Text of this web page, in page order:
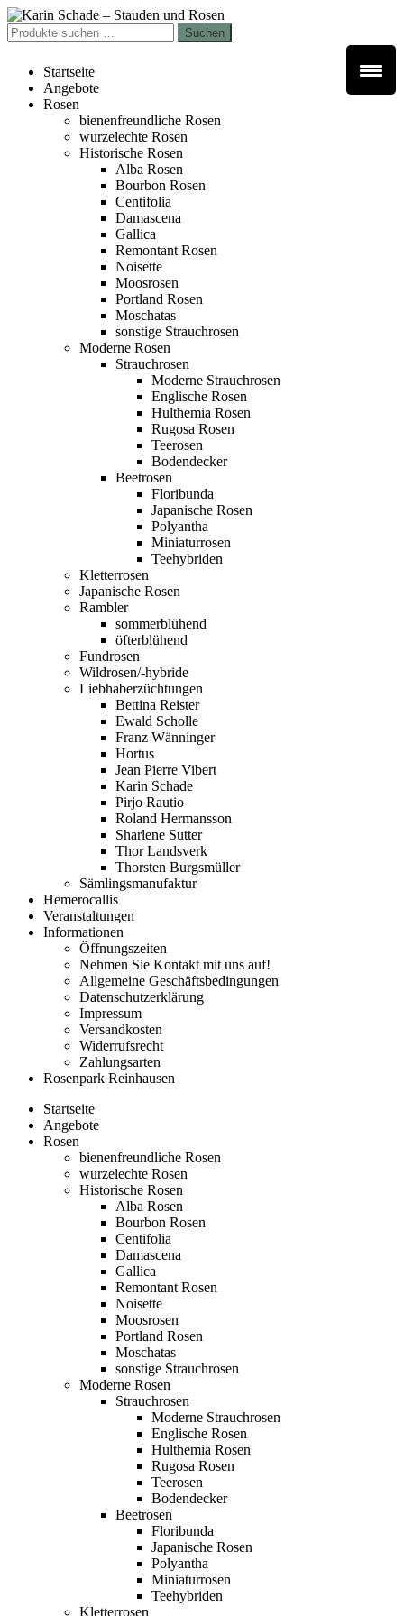
Zur
Navigation
springen
Zum
Inhalt
springen
Suchen
nach:
Suchen
Startseite
Angebote
Rosen
bienenfreundliche Rosen
wurzelechte Rosen
Historische Rosen
Alba Rosen
Bourbon Rosen
Centifolia
Damascena
Gallica
Remontant Rosen
Noisette
Moosrosen
Portland Rosen
Moschatas
sonstige Strauchrosen
Moderne Rosen
Strauchrosen
Moderne Strauchrosen
Englische Rosen
Hulthemia Rosen
Rugosa Rosen
Teerosen
Bodendecker
Beetrosen
Floribunda
Japanische Rosen
Polyantha
Miniaturrosen
Teehybriden
Kletterrosen
Japanische Rosen
Rambler
sommerblühend
öfterblühend
Fundrosen
Wildrosen/-hybride
Liebhaberzüchtungen
Bettina Reister
Ewald Scholle
Franz Wänninger
Hortus
Jean Pierre Vibert
Karin Schade
Pirjo Rautio
Roland Hermansson
Sharlene Sutter
Thor Landsverk
Thorsten Burgsmüller
Sämlingsmanufaktur
Hemerocallis
Veranstaltungen
Informationen
Öffnungszeiten
Nehmen Sie Kontakt mit uns auf!
Allgemeine Geschäftsbedingungen
Datenschutzerklärung
Impressum
Versandkosten
Widerrufsrecht
Zahlungsarten
Rosenpark Reinhausen
Startseite
Angebote
Rosen
bienenfreundliche Rosen
wurzelechte Rosen
Historische Rosen
Alba Rosen
Bourbon Rosen
Centifolia
Damascena
Gallica
Remontant Rosen
Noisette
Moosrosen
Portland Rosen
Moschatas
sonstige Strauchrosen
Moderne Rosen
Strauchrosen
Moderne Strauchrosen
Englische Rosen
Hulthemia Rosen
Rugosa Rosen
Teerosen
Bodendecker
Beetrosen
Floribunda
Japanische Rosen
Polyantha
Miniaturrosen
Teehybriden
Kletterrosen